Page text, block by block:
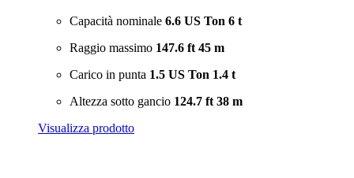
Capacità nominale 6.6 US Ton 6 t
Raggio massimo 147.6 ft 45 m
Carico in punta 1.5 US Ton 1.4 t
Altezza sotto gancio 124.7 ft 38 m
Visualizza prodotto